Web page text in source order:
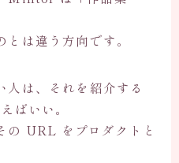
は違う方向です。
人は、それを紹介する
ばいい。
の URL をプロダクトと